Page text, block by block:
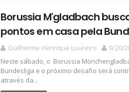
Borussia M'gladbach
pontos em casa pela
Guilherme Henrique Loureiro
9/20/
Neste sábado, o Borussia
Bundesliga e o próximo desafio será
através da...